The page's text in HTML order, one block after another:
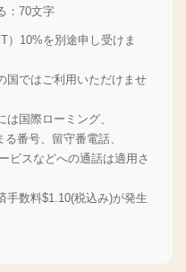
：70文字
10%を別途申し受けま
国ではご利用いただけませ
国際ローミング、
番号、留守番電話、
ビスなどへの通話は適用さ
数料$1.10(税込み)が発生